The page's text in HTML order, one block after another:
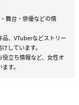
舞台・俳優などの情
、VTuberなどストリー
しています。
立ち情報など、女性オ
す。